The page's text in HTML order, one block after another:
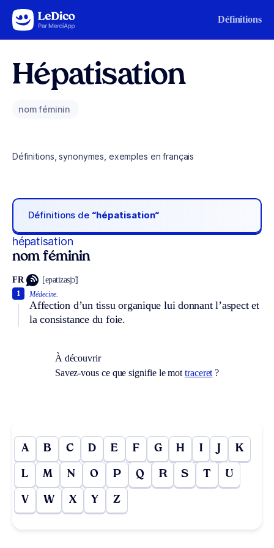
Aller au contenu Définitions
Hépatisation
nom féminin
Définitions, synonymes, exemples en français
Définitions de “hépatisation“
hépatisation
nom féminin
FR [epatizasjɔ̃]
Médecine.
Affection d’un tissu organique lui donnant l’aspect et
la consistance du foie.
1
À découvrir
Savez-vous ce que signifie le mottraceret ?
A B C D E F G H I J K
L M N O P Q R S T U
V W X Y Z